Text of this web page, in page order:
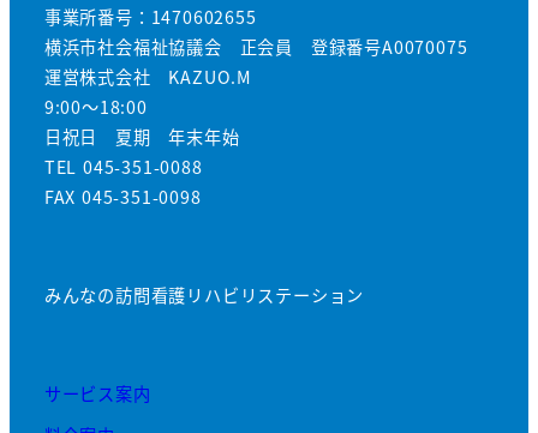
事業所番号：1470602655
横浜市社会福祉協議会 正会員 登録番号A0070075
運営株式会社 KAZUO.M
9:00～18:00
日祝日 夏期 年末年始
TEL 045-351-0088
FAX 045-351-0098
みんなの訪問看護リハビリステーション
サービス案内